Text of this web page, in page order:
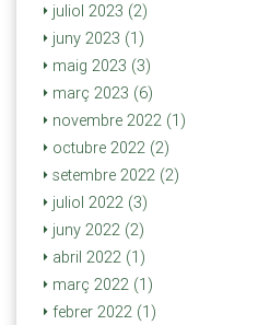
juliol 2023 (2)
juny 2023 (1)
maig 2023 (3)
març 2023 (6)
novembre 2022 (1)
octubre 2022 (2)
setembre 2022 (2)
juliol 2022 (3)
juny 2022 (2)
abril 2022 (1)
març 2022 (1)
febrer 2022 (1)